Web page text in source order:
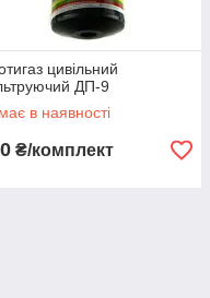
цивільний
ДП-9
в наявності
₴/комплект